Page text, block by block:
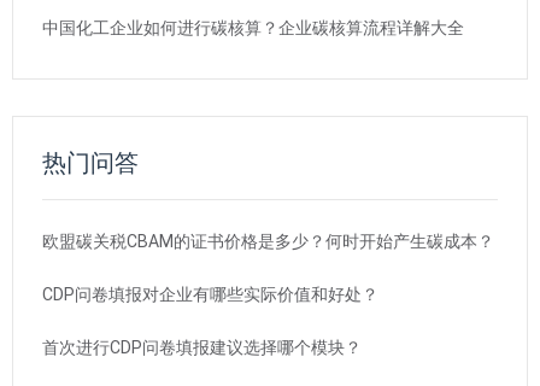
中国化工企业如何进行碳核算？企业碳核算流程详解大全
热门问答
欧盟碳关税CBAM的证书价格是多少？何时开始产生碳成本？
CDP问卷填报对企业有哪些实际价值和好处？
首次进行CDP问卷填报建议选择哪个模块？